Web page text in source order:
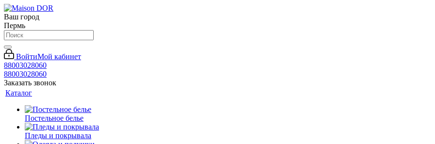
Ваш город
Пермь
ВойтиМой кабинет
88003028060
88003028060
Заказать звонок
Каталог
Постельное белье
Пледы и покрывала